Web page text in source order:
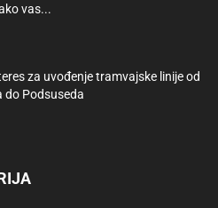
vas...
za uvođenje tramvajske linije od
do Podsuseda